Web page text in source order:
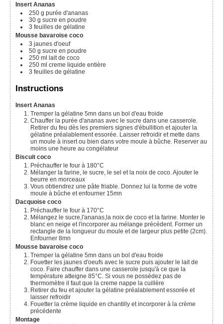
Insert Ananas
250 g purée d'ananas
30 g sucre en poudre
3 feuilles de gélatine
Mousse bavaroise coco
3 jaunes d'oeuf
50 g sucre en poudre
250 ml lait de coco
250 ml creme liquide entière
3 feuilles de gélatine
Instructions
Insert Ananas
Tremper la gélatine 5mn dans un bol d'eau froide
Chauffer la purée d'ananas avec le sucre dans une casserole.
Retirer du feu dès les premiers signes d'ébullition et ajouter la
gélatine préalablement essorée. Laisser refroidir et mette dans
un moule à insert ou bien dans votre moule à bûche. Reserver au
moins une heure au congélateur
Biscuit coco
Préchauffer le four à 180°C
Mélanger la farine, le sucre, le sel et la noix de coco. Ajouter le
beurre en morceaux
Vous obtiendrez une pâte friable. Donnez lui la forme de votre
moule à bûche et enfourner 15mn
Dacquoise coco
Préchauffer le four à 170°C
Mélangez le sucre,l'ananas,la noix de coco et la farine. Monter le
blanc en neige et l'incorporer au mélange précédent. Former un
rectangle de la longueur du moule et de largeur plus petite (2cm).
Enfourner 8mn
Mousse bavaroise coco
Tremper la gélatine 5mn dans un bol d'eau froide
Fouetter les jaunes d'oeufs avec le sucre puis ajouter le lait de
coco. Faire chauffer dans une casserole jusqu'à ce que la
température atteigne 85°C. Si vous ne possédez pas de
thermomètre il faut que la creme nappe la cuillère
Retirer du feu et ajouter la gélatine préalablement essorée et
laisser refroidir
Fouetter la crème liquide en chantilly et incorporer à la crème
précédente
Montage